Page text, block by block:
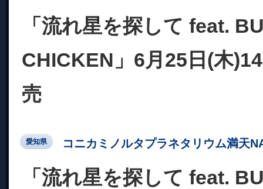
「流れ星を探して feat.
CHICKEN」6月25日(木
売
愛知県 コニカミノルタプラネタリウム満天
「流れ星を探して feat.